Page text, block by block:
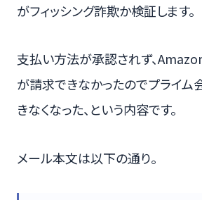
がフィッシング詐欺か検証します。
支払い方法が承認されず、
が請求できなかったのでプライ
きなくなった、という内容です。
メール本文は以下の通り。